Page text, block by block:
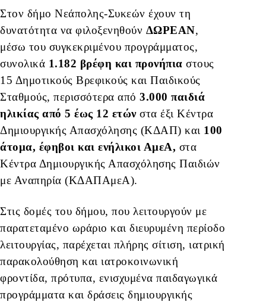
Στον δήμο Νεάπολης-Συκεών έχουν τη
δυνατότητα να φιλοξενηθούν ΔΩΡΕΑΝ,
μέσω του συγκεκριμένου προγράμματος,
συνολικά 1.182 βρέφη και προνήπια στους
15 Δημοτικούς Βρεφικούς και Παιδικούς
Σταθμούς, περισσότερα από 3.000 παιδιά
ηλικίας από 5 έως 12 ετών στα έξι Κέντρα
Δημιουργικής Απασχόλησης (ΚΔΑΠ) και 100
άτομα, έφηβοι και ενήλικοι ΑμεΑ, στα
Κέντρα Δημιουργικής Απασχόλησης Παιδιών
με Αναπηρία (ΚΔΑΠΑμεΑ).
Στις δομές του δήμου, που λειτουργούν με
παρατεταμένο ωράριο και διευρυμένη περίοδο
λειτουργίας, παρέχεται πλήρης σίτιση, ιατρική
παρακολούθηση και ιατροκοινωνική
φροντίδα, πρότυπα, ενισχυμένα παιδαγωγικά
προγράμματα και δράσεις δημιουργικής